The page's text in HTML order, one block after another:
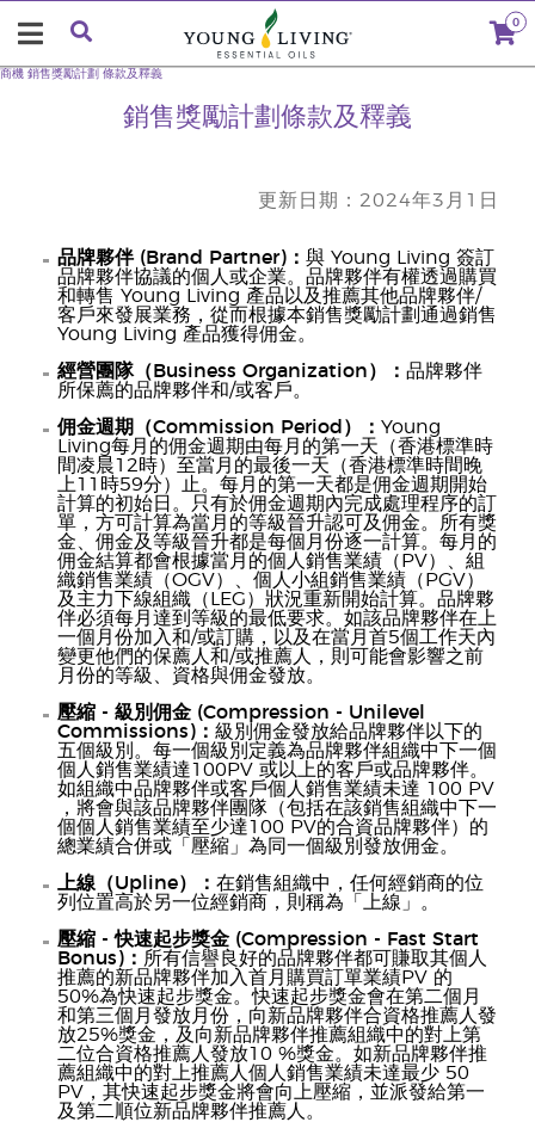
0
銷售獎勵計劃條款及釋義
商機 銷售獎勵計劃 條款及釋義
更新日期：2024年3月1日
品牌夥伴 (Brand Partner)： 與 Young Living 簽訂
品牌夥伴協議的個人或企業。品牌夥伴有權透過購買
和轉售 Young Living 產品以及推薦其他品牌夥伴/
客戶來發展業務，從而根據本銷售獎勵計劃通過銷售
Young Living 產品獲得佣金。
經營團隊（Business Organization）： 品牌夥伴
所保薦的品牌夥伴和/或客戶。
佣金週期（Commission Period）： Young
Living每月的佣金週期由每月的第一天（香港標準時
間凌晨12時）至當月的最後一天（香港標準時間晚
上11時59分）止。每月的第一天都是佣金週期開始
計算的初始日。只有於佣金週期內完成處理程序的訂
單，方可計算為當月的等級晉升認可及佣金。所有獎
金、佣金及等級晉升都是每個月份逐一計算。每月的
佣金結算都會根據當月的個人銷售業績（PV）、組
織銷售業績（OGV）、個人小組銷售業績（PGV）
及主力下線組織（LEG）狀況重新開始計算。品牌夥
伴必須每月達到等級的最低要求。如該品牌夥伴在上
一個月份加入和/或訂購，以及在當月首5個工作天內
變更他們的保薦人和/或推薦人，則可能會影響之前
月份的等級、資格與佣金發放。
壓縮 - 級別佣金 (Compression - Unilevel
Commissions)： 級別佣金發放給品牌夥伴以下的
五個級別。每一個級別定義為品牌夥伴組織中下一個
個人銷售業績達100PV 或以上的客戶或品牌夥伴。
如組織中品牌夥伴或客戶個人銷售業績未達 100 PV
，將會與該品牌夥伴團隊（包括在該銷售組織中下一
個個人銷售業績至少達100 PV的合資品牌夥伴）的
總業績合併或「壓縮」為同一個級別發放佣金。
上線（Upline）： 在銷售組織中，任何經銷商的位
列位置高於另一位經銷商，則稱為「上線」。
壓縮 - 快速起步獎金 (Compression - Fast Start
Bonus)： 所有信譽良好的品牌夥伴都可賺取其個人
推薦的新品牌夥伴加入首月購買訂單業績PV 的
50%為快速起步獎金。快速起步獎金會在第二個月
和第三個月發放月份，向新品牌夥伴合資格推薦人發
放25%獎金，及向新品牌夥伴推薦組織中的對上第
二位合資格推薦人發放10 %獎金。如新品牌夥伴推
薦組織中的對上推薦人個人銷售業績未達最少 50
PV，其快速起步獎金將會向上壓縮，並派發給第一
及第二順位新品牌夥伴推薦人。